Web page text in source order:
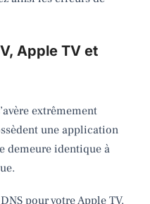
Apple TV et
extrêmement
une application
demeure identique à
pour votre Apple TV.